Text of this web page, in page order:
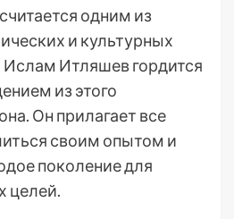
одним из
и культурных
Ислам Итляшев гордится
из этого
Он прилагает все
своим опытом и
поколение для
целей.